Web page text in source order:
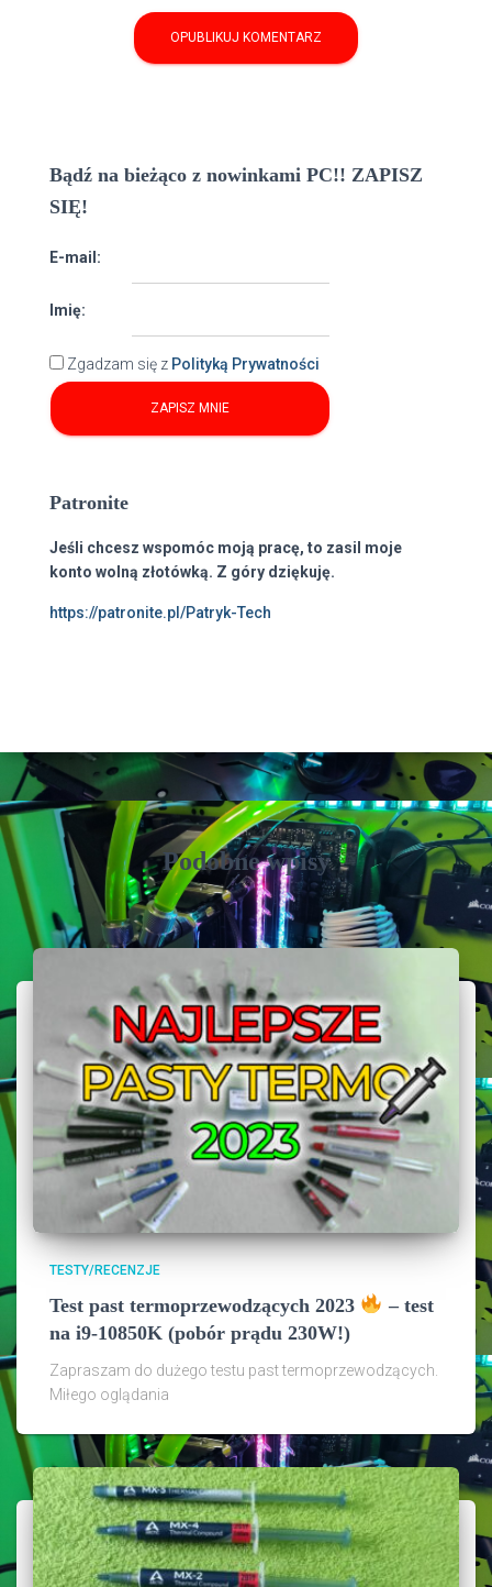
Bądź na bieżąco z nowinkami PC!! ZAPISZ
SIĘ!
E-mail:
Imię:
Zgadzam się z Polityką Prywatności
Patronite
Jeśli chcesz wspomóc moją pracę, to zasil moje
konto wolną złotówką. Z góry dziękuję.
https://patronite.pl/Patryk-Tech
Podobne wpisy
TESTY/RECENZJE
Test past termoprzewodzących 2023
– test
na i9-10850K (pobór prądu 230W!)
Zapraszam do dużego testu past termoprzewodzących.
Miłego oglądania